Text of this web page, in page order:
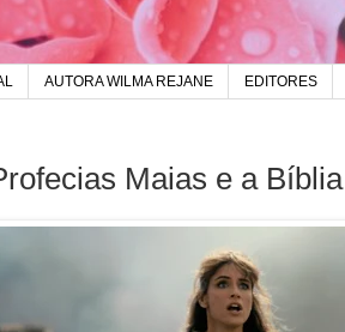
AUTORA WILMA REJANE EDITORES
Maias e a Bíblia